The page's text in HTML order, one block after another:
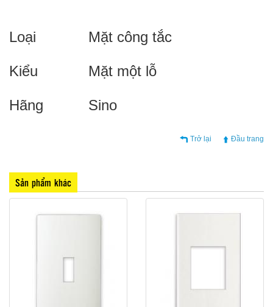
Loại Mặt công tắc
Kiểu Mặt một lỗ
Hãng Sino
Trở lại Đầu trang
Sản phẩm khác